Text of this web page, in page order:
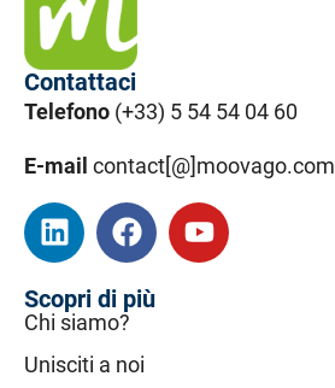
Contattaci
Telefono (+33) 5 54 54 04 60
E-mail contact[@]moovago.com
Scopri di più
Chi siamo?
Unisciti a noi